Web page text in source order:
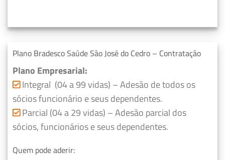
Plano Bradesco Saúde São José do Cedro – Contratação
Plano Empresarial:
Integral (04 a 99 vidas) – Adesão de todos os
sócios funcionário e seus dependentes.
Parcial (04 a 29 vidas) – Adesão parcial dos
sócios, funcionários e seus dependentes.
Quem pode aderir: